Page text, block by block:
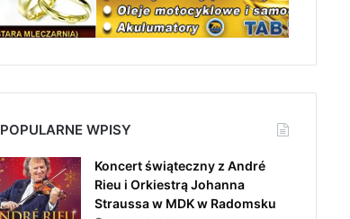
POPULARNE WPISY
Koncert świąteczny z André
Rieu i Orkiestrą Johanna
Straussa w MDK w Radomsku